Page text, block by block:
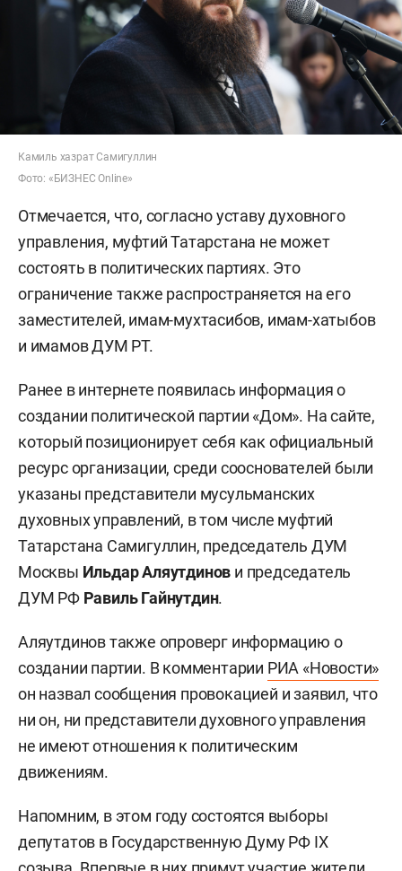
Камиль хазрат Самигуллин
Фото: «БИЗНЕС Online»
Отмечается, что, согласно уставу духовного
управления, муфтий Татарстана не может
состоять в политических партиях. Это
ограничение также распространяется на его
заместителей, имам-мухтасибов, имам-хатыбов
и имамов ДУМ РТ.
Ранее в интернете появилась информация о
создании политической партии «Дом». На сайте,
который позиционирует себя как официальный
ресурс организации, среди сооснователей были
указаны представители мусульманских
духовных управлений, в том числе муфтий
Татарстана Самигуллин, председатель ДУМ
Москвы Ильдар Аляутдинов и председатель
ДУМ РФ Равиль Гайнутдин.
Аляутдинов также опроверг информацию о
создании партии. В комментарии РИА «Новости»
он назвал сообщения провокацией и заявил, что
ни он, ни представители духовного управления
не имеют отношения к политическим
движениям.
Напомним, в этом году состоятся выборы
депутатов в Государственную Думу РФ IX